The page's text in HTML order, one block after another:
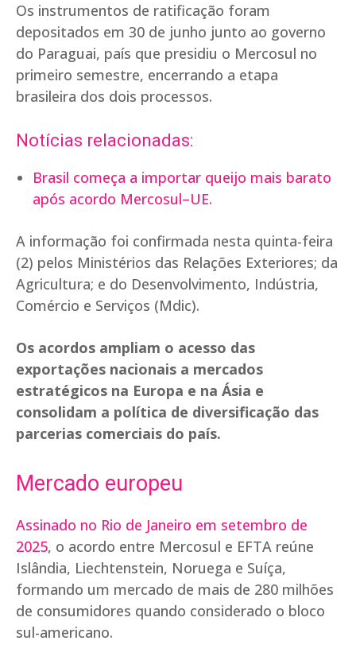
Os instrumentos de ratificação foram
depositados em 30 de junho junto ao governo
do Paraguai, país que presidiu o Mercosul no
primeiro semestre, encerrando a etapa
brasileira dos dois processos.
Notícias relacionadas:
Brasil começa a importar queijo mais barato
após acordo Mercosul–UE.
A informação foi confirmada nesta quinta-feira
(2) pelos Ministérios das Relações Exteriores; da
Agricultura; e do Desenvolvimento, Indústria,
Comércio e Serviços (Mdic).
Os acordos ampliam o acesso das
exportações nacionais a mercados
estratégicos na Europa e na Ásia e
consolidam a política de diversificação das
parcerias comerciais do país.
Mercado europeu
Assinado no Rio de Janeiro em setembro de
2025, o acordo entre Mercosul e EFTA reúne
Islândia, Liechtenstein, Noruega e Suíça,
formando um mercado de mais de 280 milhões
de consumidores quando considerado o bloco
sul-americano.